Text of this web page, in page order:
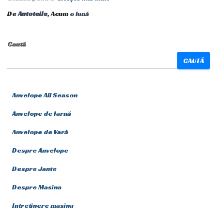
DeAutoteile, Acum o lună
Caută
CAUTĂ
Anvelope All Season
Anvelope de Iarnă
Anvelope de Vară
Despre Anvelope
Despre Jante
Despre Masina
Intretinere masina